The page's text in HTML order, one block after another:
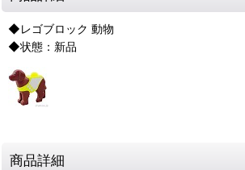
◆レゴブロック 動物
◆状態：新品
商品詳細